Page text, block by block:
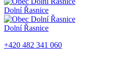
Dolní Řasnice
Dolní Řasnice
+420 482 341 060